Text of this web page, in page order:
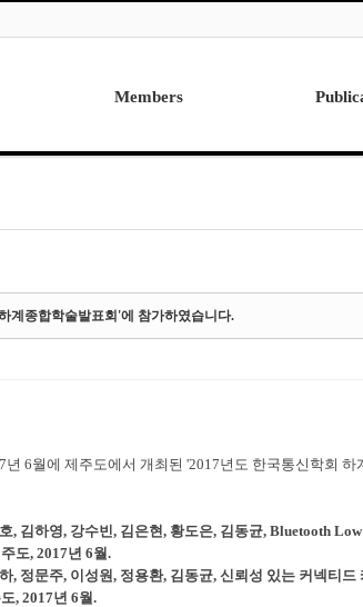
Members
Alumni
계종합학술발표회'에 참가하였습니다.
년 6월에 제주도에서 개최된 '2017년도 한국통신학회
, 김하영, 강수빈, 김은현, 황도은, 김동균, Bluetooth
도, 2017년 6월.
, 정문주, 이성원, 정용환, 김동균, 신뢰성 있는 커넥티
, 2017년 6월.